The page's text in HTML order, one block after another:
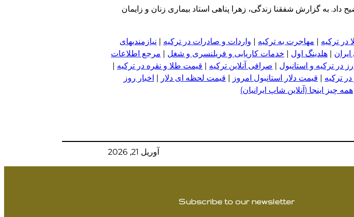
به گزارش شفقنا زندگی، زهرا پناهی استاد بیماری زنان و زایمان
ترکیه | مهاجرت به ترکیه | واردات و صادرات در ترکیه | نیازمندیهای
| هلدینگ اول | خدمات کاریابی و فریلنسری و شغل | مرجع اطلاعات
در ترکیه و استانبول | صرافی آنلاین ترکیه | قیمت طلا و نقره در ترکیه |
ترکیه | قیمت دلار استانبول امروز | قیمت لحظه ای دلار | اخبار روز
همه چیز اینجا (آنلاین شاپ ایرانیان)
آوریل 21, 2026
Subscribe to our newsletter